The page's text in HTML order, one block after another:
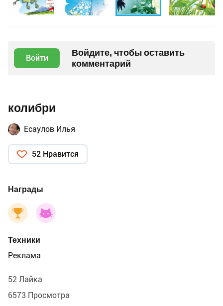
Войти
Войдите, чтобы оставить
комментарий
колибри
Есаулов Илья
52 Нравится
Награды
Техники
Реклама
52 Лайка
6573 Просмотра